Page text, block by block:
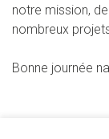
notre mission,
nombreux
Bonne journée